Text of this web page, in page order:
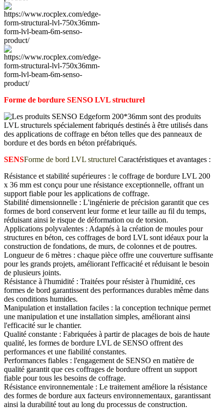
Forme de bordure SENSO LVL structurel
SENSForme de bord LVL structurel Caractéristiques et avantages :
Résistance et stabilité supérieures : le coffrage de bordure LVL 200
x 36 mm est conçu pour une résistance exceptionnelle, offrant un
support fiable pour les applications de coffrage.
Stabilité dimensionnelle : L'ingénierie de précision garantit que ces
formes de bord conservent leur forme et leur taille au fil du temps,
réduisant ainsi le risque de déformation ou de torsion.
Applications polyvalentes : Adaptés à la création de moules pour
structures en béton, ces coffrages de bord LVL sont idéaux pour la
construction de fondations, de murs, de colonnes et de poutres.
Longueur de 6 mètres : chaque pièce offre une couverture suffisante
pour les grands projets, améliorant l'efficacité et réduisant le besoin
de plusieurs joints.
Résistance à l'humidité : Traitées pour résister à l'humidité, ces
formes de bord garantissent des performances durables même dans
des conditions humides.
Manipulation et installation faciles : la conception technique permet
une manipulation et une installation simples, améliorant ainsi
l'efficacité sur le chantier.
Qualité constante : Fabriquées à partir de placages de bois de haute
qualité, les formes de bordure LVL de SENSO offrent des
performances et une fiabilité constantes.
Performances fiables : l'engagement de SENSO en matière de
qualité garantit que ces coffrages de bordure offrent un support
fiable pour tous les besoins de coffrage.
Résistance environnementale : Le traitement améliore la résistance
des formes de bordure aux facteurs environnementaux, garantissant
ainsi la durabilité tout au long du processus de construction.